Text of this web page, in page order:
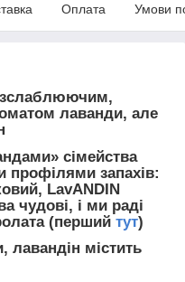
Оплата Умови
лаванди, але
сімейства
профілями запахів:
LavANDIN
чудові, і ми раді
(перший тут)
лавандін містить